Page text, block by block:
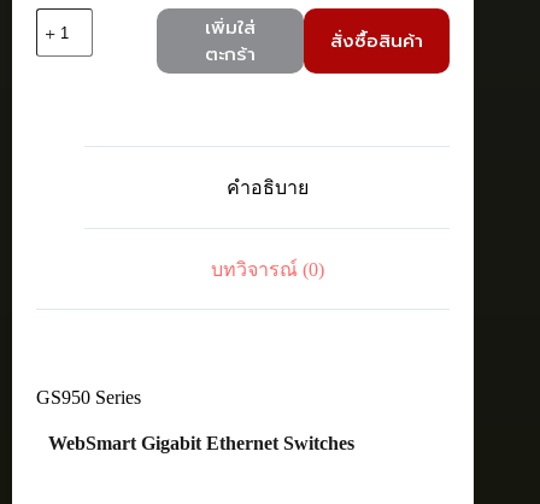
Allied
friendly
4
ชิ้น
เพิ่มใส่
ตะกร้า
สั่งซื้อสินค้า
คำอธิบาย
บทวิจารณ์ (0)
GS950 Series
WebSmart Gigabit Ethernet Switches